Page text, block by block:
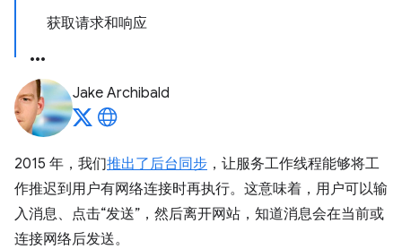
获取请求和响应
Jake Archibald
2015 年，我们推出了后台同步 ，让服务工作线程能够将工
作推迟到用户有网络连接时再执行。这意味着，用户可以输
入消息、点击“发送”，然后离开网站，知道消息会在当前或
连接网络后发送。